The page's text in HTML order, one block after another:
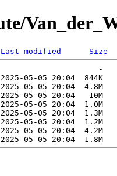
Last modified
Size
-
05-05 20:04  844K
05-05 20:04  4.8M
05-05 20:04   10M
05-05 20:04  1.0M
05-05 20:04  1.3M
05-05 20:04  1.2M
05-05 20:04  4.2M